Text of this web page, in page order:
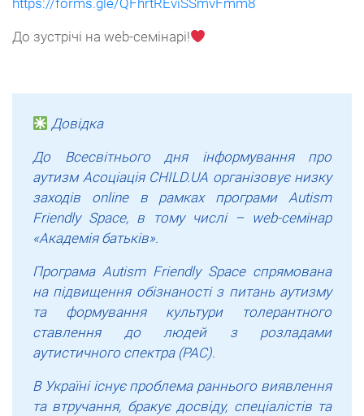
https://forms.gle/QFhrtREviSSmvFmm8
До зустрічі на web-семінарі!
Довідка
До Всесвітнього дня інформування про
аутизм Асоціація CHILD.UA організовує низку
заходів online в рамках програми Autism
Friendly Space, в тому числі – web-семінар
«Академія батьків».
Програма Autism Friendly Space спрямована
на підвищення обізнаності з питань аутизму
та формування культури толерантного
ставлення до людей з розладами
аутистичного спектра (РАС).
В Україні існує проблема раннього виявлення
та втручання, бракує досвіду, спеціалістів та